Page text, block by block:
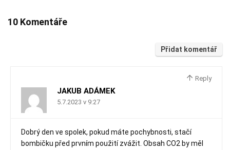
10 Komentáře
Přidat komentář
Reply
JAKUB ADÁMEK
5.7.2023 v 9:27
Dobrý den ve spolek, pokud máte pochybnosti, stačí
bombičku před prvním použití zvážit. Obsah CO2 by měl